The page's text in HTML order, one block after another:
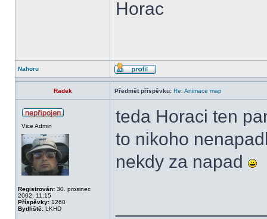
Horac
Nahoru
Radek Předmět příspěvku: Re: Animace map
Vice Admin
Registrován: 30. prosinec
2002, 11:15
Příspěvky: 1260
Bydliště: LKHD
teda Horaci ten
to nikoho
nekdy za napad